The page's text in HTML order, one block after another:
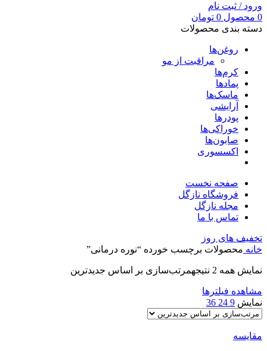
ورود / ثبت نام
0 محصول 0 تومان
دسته بندی محصولات
روغن‌ها
مراقبت از مو
کرم‌ها
پمادها
ماسک‌ها
آرایشی
پودرها
خوراکی‌ها
صابون‌ها
اکسسوری
صفحه نخست
فروشگاه نازگل
مجله نازگل
تماس با ما
تخفیف های روز
خانه محصولات برچسب خورده “نوره درمانی”
نمایش همه 2 نتیجه مرتب‌سازی بر اساس جدیدترین
مشاهده فیلترها
نمایش 9
24
36
مقایسه